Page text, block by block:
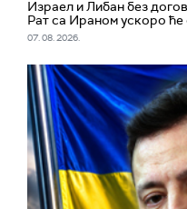
Израел и Либан без
Рат са Ираном ускоро ће
07. 08. 2026.